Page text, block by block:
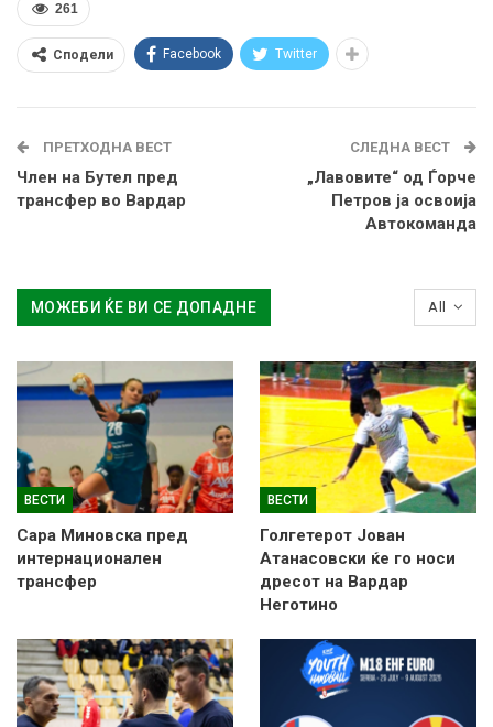
261
Сподели Facebook Twitter
ПРЕТХОДНА ВЕСТ
Член на Бутел пред
трансфер во Вардар
СЛЕДНА ВЕСТ
„Лавовите“ од Ѓорче
Петров ја освоија
Автокоманда
All
МОЖЕБИ ЌЕ ВИ СЕ ДОПАДНЕ
ВЕСТИ
Сара Миновска пред
интернационален
трансфер
ВЕСТИ
Голгетерот Јован
Атанасовски ќе го носи
дресот на Вардар
Неготино